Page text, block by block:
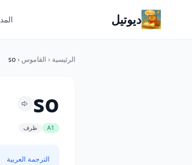
ديوتيل
الرئيسية ‹ القاموس ‹
so
so
A1 ظرف
الترجمة العربية